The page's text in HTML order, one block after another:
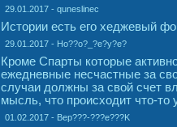
29.01.2017 - quneslinec
Истории есть его хеджевый
29.01.2017 - Ho??o?_?e?y?e?
Кроме Спарты которые
ежедневные несчастные за
случаи должны за свой счет
мысль, что происходит что-
01.02.2017 - Bep???-???e???K